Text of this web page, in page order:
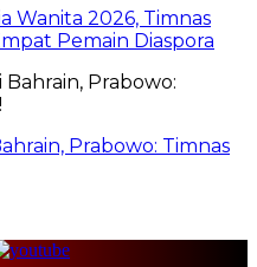
Wanita 2026, Timnas
Pemain Diaspora
Prabowo: Timnas